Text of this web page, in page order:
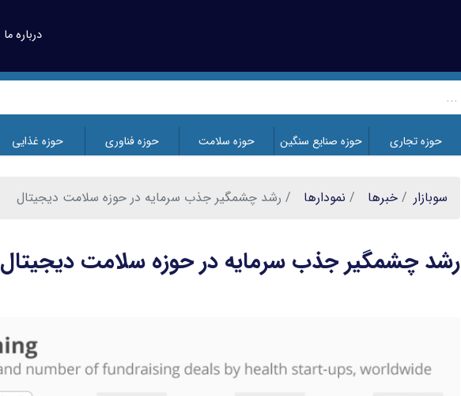
درباره ما
حوزه تجاری حوزه صنایع سنگین حوزه سلامت حوزه فناوری حوزه غذایی
سوبازار خبر‌ها نمودارها رشد چشمگیر جذب سرمایه در حوزه سلامت دیجیتال
رشد چشمگیر جذب سرمایه در حوزه سلامت دیجیتال